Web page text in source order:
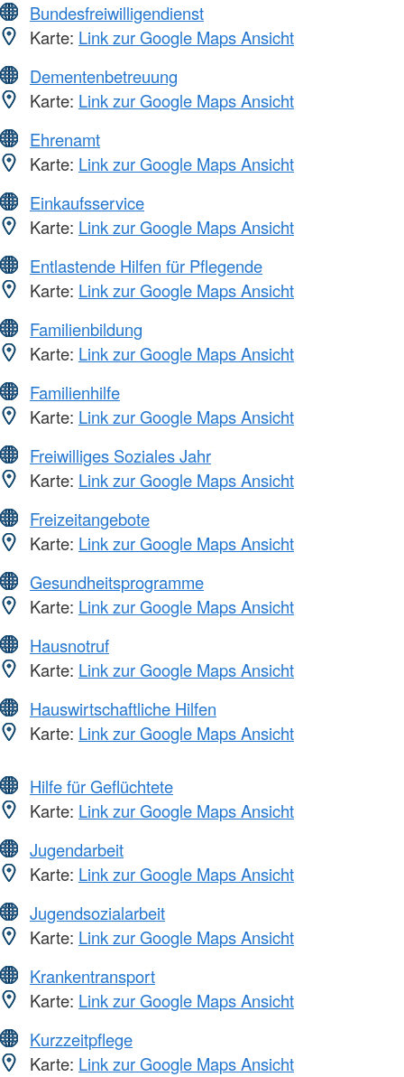
Bundesfreiwilligendienst
Karte: Link zur Google Maps Ansicht
Dementenbetreuung
Karte: Link zur Google Maps Ansicht
Ehrenamt
Karte: Link zur Google Maps Ansicht
Einkaufsservice
Karte: Link zur Google Maps Ansicht
Entlastende Hilfen für Pflegende
Karte: Link zur Google Maps Ansicht
Familienbildung
Karte: Link zur Google Maps Ansicht
Familienhilfe
Karte: Link zur Google Maps Ansicht
Freiwilliges Soziales Jahr
Karte: Link zur Google Maps Ansicht
Freizeitangebote
Karte: Link zur Google Maps Ansicht
Gesundheitsprogramme
Karte: Link zur Google Maps Ansicht
Hausnotruf
Karte: Link zur Google Maps Ansicht
Hauswirtschaftliche Hilfen
Karte: Link zur Google Maps Ansicht
Hilfe für Geflüchtete
Karte: Link zur Google Maps Ansicht
Jugendarbeit
Karte: Link zur Google Maps Ansicht
Jugendsozialarbeit
Karte: Link zur Google Maps Ansicht
Krankentransport
Karte: Link zur Google Maps Ansicht
Kurzzeitpflege
Karte: Link zur Google Maps Ansicht